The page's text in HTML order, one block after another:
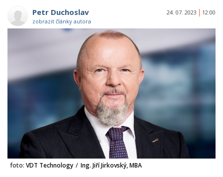
Petr Duchoslav
zobrazit články autora
24. 07. 2023 12:00
foto: VDT Technology / Ing. Jiří Jirkovský, MBA